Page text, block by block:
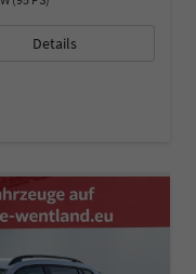
Details